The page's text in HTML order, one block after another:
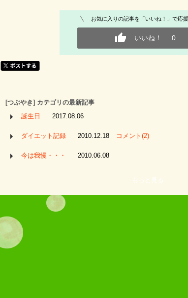
お気に入りの記事を「いいね！」で応
いいね！ 0
[つぶやき] カテゴリの最新記事
誕生日
2017.08.06
ダイエット記録 2010.12.18 コメント(2)
今は我慢・・・ 2010.06.08